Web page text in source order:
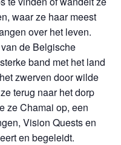
waar ze haar meest
over het leven.
de Belgische
band met het land
zwerven door wilde
terug naar het dorp
ze Chamai op, een
Vision Quests en
en begeleidt.